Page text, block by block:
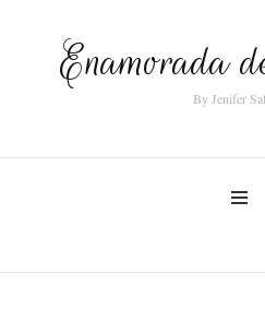
Enamorada
By Jenifer